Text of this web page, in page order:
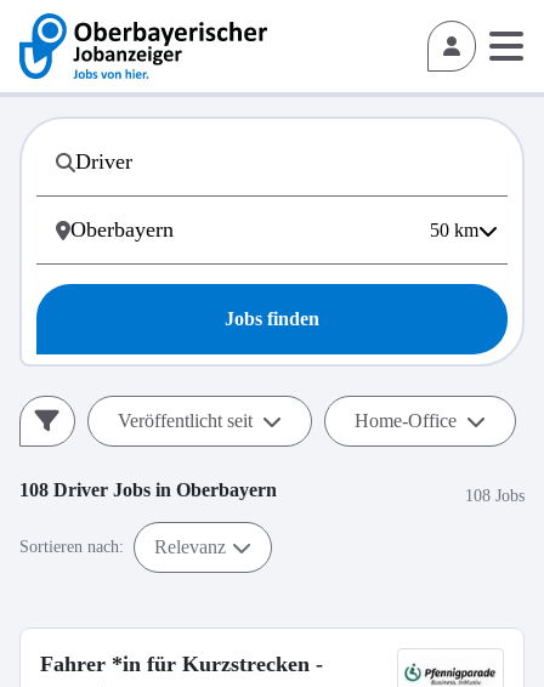
50 km
Jobs finden
Veröffentlicht seit Home-Office
108 Driver Jobs in Oberbayern 108 Jobs
Sortieren nach: Relevanz
Fahrer *in für Kurzstrecken -